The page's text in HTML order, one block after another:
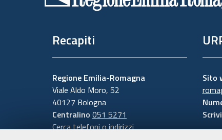
Recapiti
Regione Emilia-Romagna
Viale Aldo Moro, 52
40127 Bologna
Centralino 051 5271
Cerca telefoni o indirizzi
Sito